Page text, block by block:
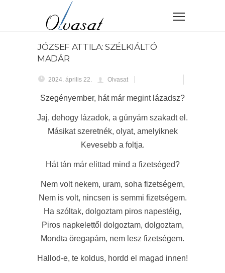
JÓZSEF ATTILA: SZÉLKIÁLTÓ
MADÁR
2024. április 22. Olvasat
Szegényember, hát már megint lázadsz?
Jaj, dehogy lázadok, a gúnyám szakadt el.
Másikat szeretnék, olyat, amelyiknek
Kevesebb a foltja.
Hát tán már elittad mind a fizetséged?
Nem volt nekem, uram, soha fizetségem,
Nem is volt, nincsen is semmi fizetségem.
Ha szóltak, dolgoztam piros napestéig,
Piros napkelettől dolgoztam, dolgoztam,
Mondta öregapám, nem lesz fizetségem.
Hallod-e, te koldus, hordd el magad innen!